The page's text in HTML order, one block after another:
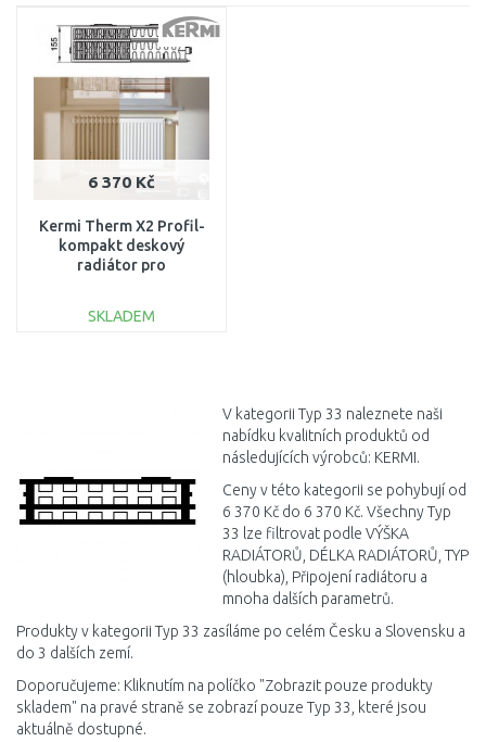
6 370 Kč
Kermi Therm X2 Profil-
kompakt deskový
radiátor pro
SKLADEM
V kategorii Typ 33 naleznete naši
nabídku kvalitních produktů od
následujících výrobců: KERMI.
Ceny v této kategorii se pohybují od
6 370 Kč do 6 370 Kč. Všechny Typ
33 lze filtrovat podle VÝŠKA
RADIÁTORŮ, DÉLKA RADIÁTORŮ, TYP
(hloubka), Připojení radiátoru a
mnoha dalších parametrů.
Produkty v kategorii Typ 33 zasíláme po celém Česku a Slovensku a
do 3 dalších zemí.
Doporučujeme: Kliknutím na políčko "Zobrazit pouze produkty
skladem" na pravé straně se zobrazí pouze Typ 33, které jsou
aktuálně dostupné.